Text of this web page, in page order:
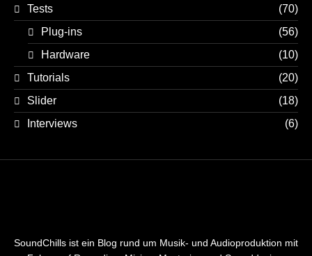
Tests
(70)
Plug-ins
(56)
Hardware
(10)
Tutorials
(20)
Slider
(18)
Interviews
(6)
SoundChills ist ein Blog rund um Musik- und Audioproduktion mit